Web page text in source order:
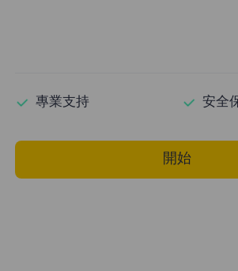
專業支持 安全
開始